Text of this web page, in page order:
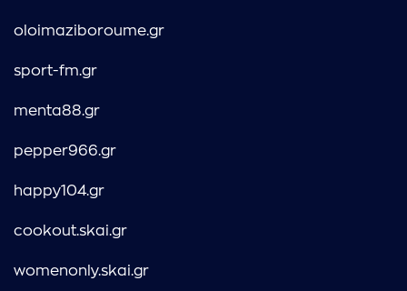
oloimaziboroume.gr
sport-fm.gr
menta88.gr
pepper966.gr
happy104.gr
cookout.skai.gr
womenonly.skai.gr